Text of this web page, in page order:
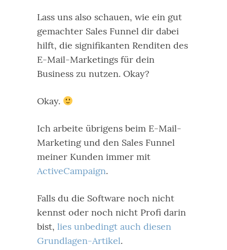
Lass uns also schauen, wie ein gut
gemachter Sales Funnel dir dabei
hilft, die signifikanten Renditen des
E-Mail-Marketings für dein
Business zu nutzen. Okay?
Okay.
Ich arbeite übrigens beim E-Mail-
Marketing und den Sales Funnel
meiner Kunden immer mit
ActiveCampaign.
Falls du die Software noch nicht
kennst oder noch nicht Profi darin
bist, lies unbedingt auch diesen
Grundlagen-Artikel.